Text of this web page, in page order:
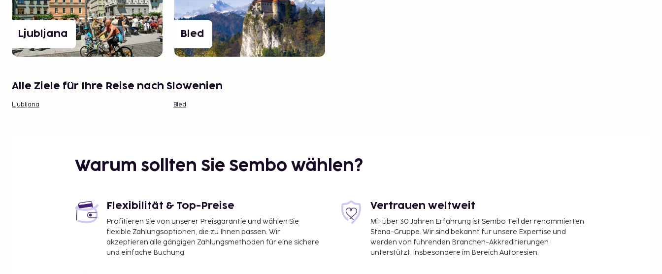
in kleinen Seen während Ihres Urlaubs. Ein Besuch wert ist der Ort Bled, gelegen
an einem schönen und badefreundlichen See, umgeben von hohen Bergen.
Ljubljana Bled
Alle Ziele für Ihre Reise nach Slowenien
Ljubljana Bled
Warum sollten Sie Sembo wählen?
Flexibilität & Top-Preise
Profitieren Sie von unserer Preisgarantie und wählen Sie
flexible Zahlungsoptionen, die zu Ihnen passen. Wir
akzeptieren alle gängigen Zahlungsmethoden für eine sichere
und einfache Buchung.
Vertrauen weltweit
Mit über 30 Jahren Erfahrung ist Sembo Teil der renommierten
Stena-Gruppe. Wir sind bekannt für unsere Expertise und
werden von führenden Branchen-Akkreditierungen
unterstützt, insbesondere im Bereich Autoresien.